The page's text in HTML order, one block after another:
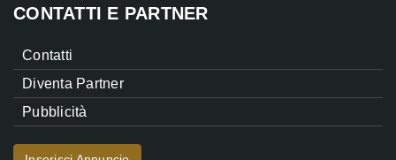
CONTATTI E PARTNER
Contatti
Diventa Partner
Pubblicità